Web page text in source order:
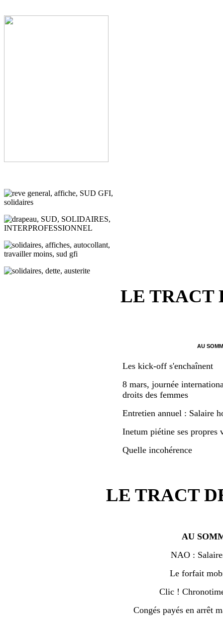
LE TRACT
AU
Les kick-off s'enchaînent
8 mars, journée
droits des femmes
Entretien annuel : Salaire
Inetum piétine ses propres
Quelle incohérence
LE TRACT
AU
NAO :
Le forfait
Clic !
Congés payés en arrêt